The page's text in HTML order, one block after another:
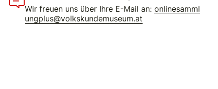
Wir freuen uns über Ihre E-Mail an:onlinesamml
ungplus@volkskundemuseum.at